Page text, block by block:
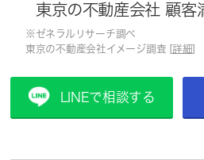
東京の不動産会社 顧客
※ゼネラルリサーチ調べ
東京の不動産会社イメージ調査 [詳細]
LINEで相談する